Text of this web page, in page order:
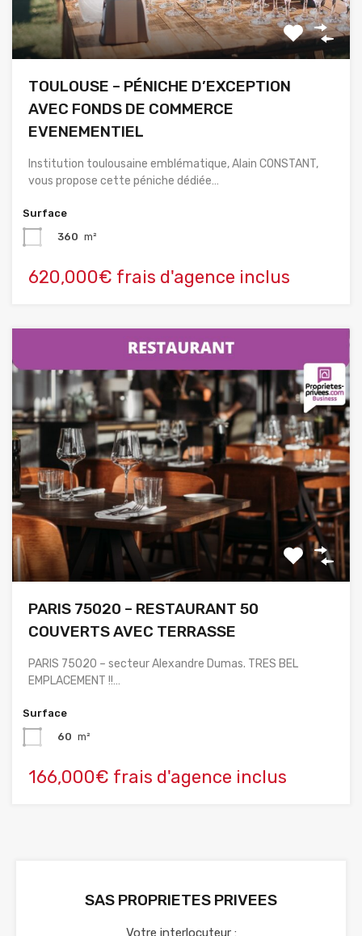
TOULOUSE – PÉNICHE D’EXCEPTION
AVEC FONDS DE COMMERCE
EVENEMENTIEL
Institution toulousaine emblématique, Alain CONSTANT,
vous propose cette péniche dédiée…
Surface
360 m²
620,000€ frais d'agence inclus
PARIS 75020 – RESTAURANT 50
COUVERTS AVEC TERRASSE
PARIS 75020 – secteur Alexandre Dumas. TRES BEL
EMPLACEMENT !!…
Surface
60 m²
166,000€ frais d'agence inclus
SAS PROPRIETES PRIVEES
Votre interlocuteur :